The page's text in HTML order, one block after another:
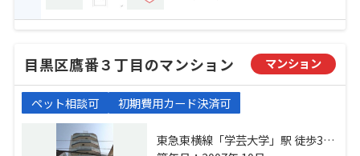
目黒区鷹番３丁目のマンション マンション
ペット相談可 初期費用カード決済可
東急東横線「学芸大学」駅 徒歩3分